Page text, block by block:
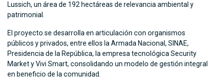
Lussich, un área de 192 hectáreas de relevancia ambiental y
patrimonial.
El proyecto se desarrolla en articulación con organismos
públicos y privados, entre ellos la Armada Nacional, SINAE,
Presidencia de la República, la empresa tecnológica Security
Market y Vivi Smart, consolidando un modelo de gestión integral
en beneficio de la comunidad.